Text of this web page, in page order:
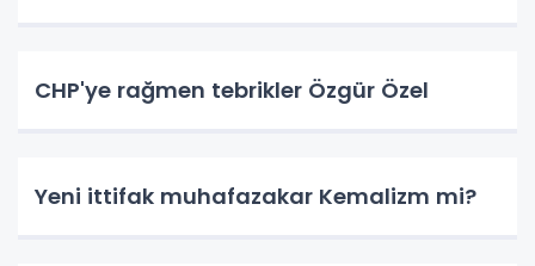
CHP'ye rağmen tebrikler Özgür Özel
Yeni ittifak muhafazakar Kemalizm mi?